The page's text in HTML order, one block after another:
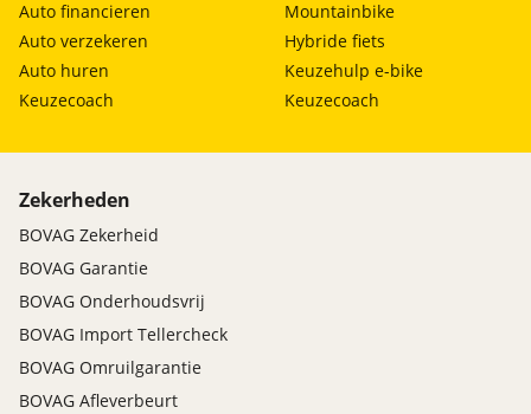
Auto financieren
Auto verzekeren
Auto huren
Keuzecoach
Mountainbike
Hybride fiets
Keuzehulp e-bike
Keuzecoach
Zekerheden
BOVAG Zekerheid
BOVAG Garantie
BOVAG Onderhoudsvrij
BOVAG Import Tellercheck
BOVAG Omruilgarantie
BOVAG Afleverbeurt